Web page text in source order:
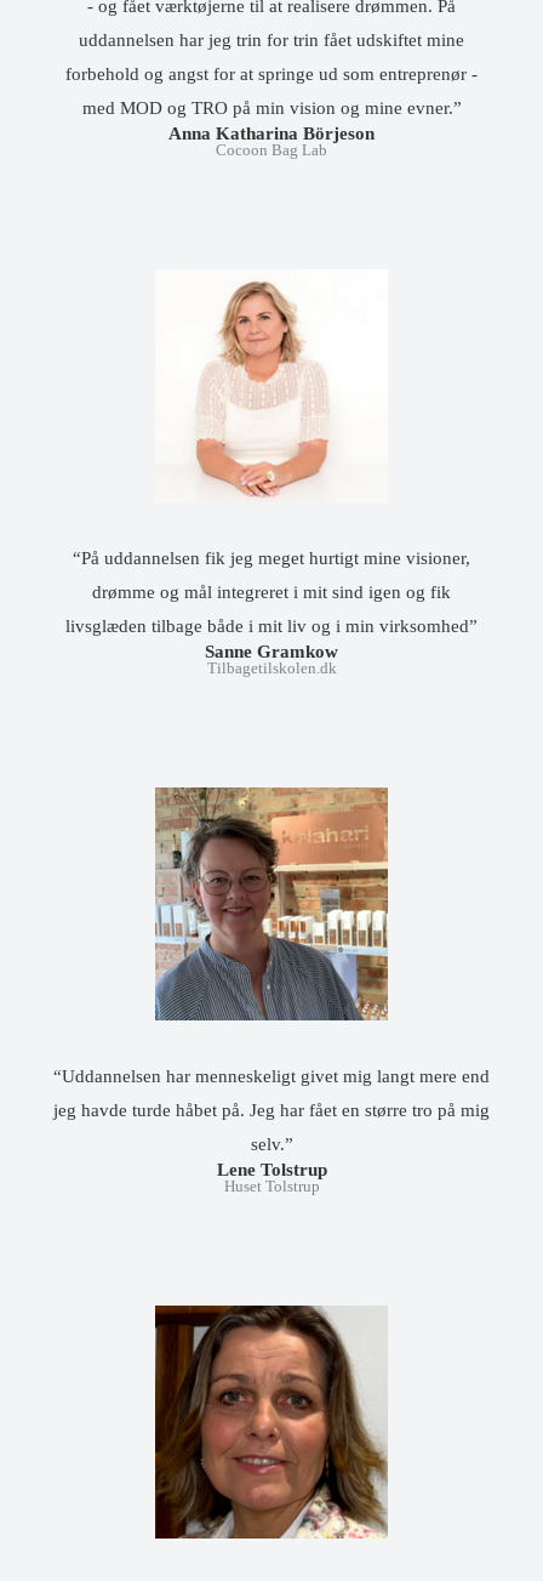
- og fået værktøjerne til at realisere drømmen. På
uddannelsen har jeg trin for trin fået udskiftet mine
forbehold og angst for at springe ud som entreprenør -
med MOD og TRO på min vision og mine evner.”
Anna Katharina Börjeson
Cocoon Bag Lab
“På uddannelsen fik jeg meget hurtigt mine visioner,
drømme og mål integreret i mit sind igen og fik
livsglæden tilbage både i mit liv og i min virksomhed”
Sanne Gramkow
Tilbagetilskolen.dk
“Uddannelsen har menneskeligt givet mig langt mere end
jeg havde turde håbet på. Jeg har fået en større tro på mig
selv.”
Lene Tolstrup
Huset Tolstrup